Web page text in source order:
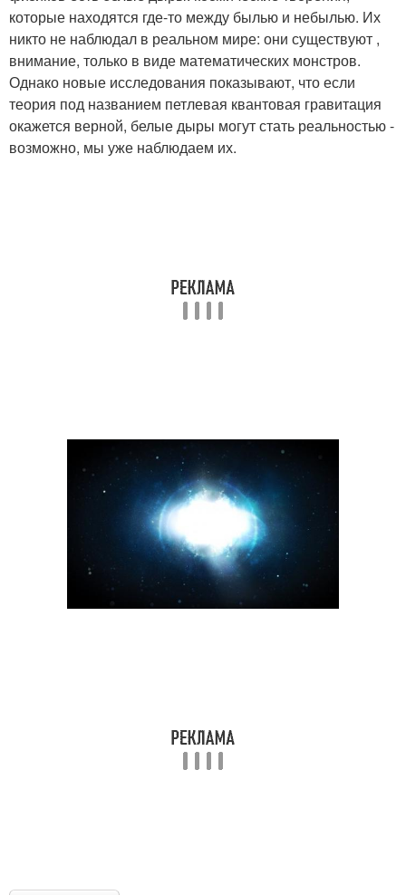
которые находятся где-то между былью и небылью. Их
никто не наблюдал в реальном мире: они существуют ,
внимание, только в виде математических монстров.
Однако новые исследования показывают, что если
теория под названием петлевая квантовая гравитация
окажется верной, белые дыры могут стать реальностью -
возможно, мы уже наблюдаем их.